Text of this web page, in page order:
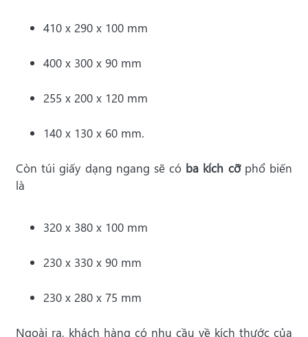
410 x 290 x 100 mm
400 x 300 x 90 mm
255 x 200 x 120 mm
140 x 130 x 60 mm.
Còn túi giấy dạng ngang sẽ có ba kích cỡphổ biến
là
320 x 380 x 100 mm
230 x 330 x 90 mm
230 x 280 x 75 mm
Ngoài ra, khách hàng có nhu cầu về kích thước của